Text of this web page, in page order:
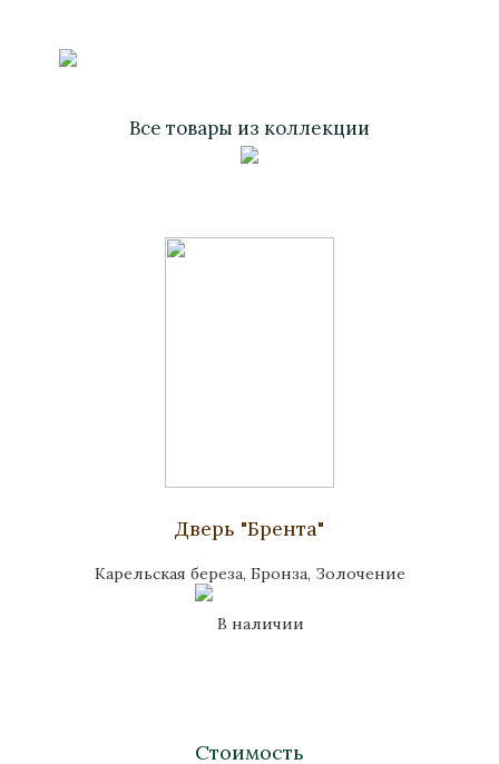
Все товары из коллекции
Дверь "Брента"
Карельская береза, Бронза, Золочение
В наличии
Стоимость